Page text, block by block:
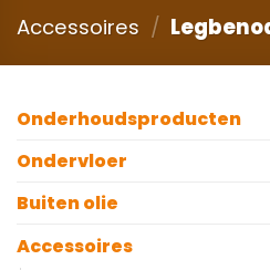
Accessoires /
Onderhoudsproducten
Ondervloer
Buiten olie
Accessoires